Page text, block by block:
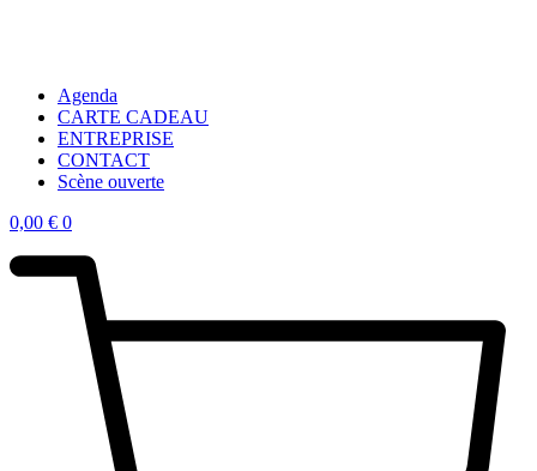
Agenda
CARTE CADEAU
ENTREPRISE
CONTACT
Scène ouverte
0,00 € 0